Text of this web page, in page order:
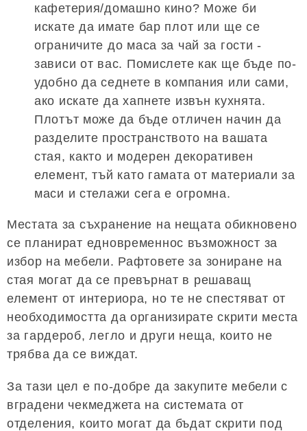
кафетерия/домашно кино? Може би
искате да имате бар плот или ще се
ограничите до маса за чай за гости -
зависи от вас. Помислете как ще бъде по-
удобно да седнете в компания или сами,
ако искате да хапнете извън кухнята.
Плотът може да бъде отличен начин да
разделите пространството на вашата
стая, както и модерен декоративен
елемент, тъй като гамата от материали за
маси и стелажи сега е огромна.
Местата за съхранение на нещата обикновено
се планират едновременнос възможност за
избор на мебели. Рафтовете за зониране на
стая могат да се превърнат в решаващ
елемент от интериора, но те не спестяват от
необходимостта да организирате скрити места
за гардероб, легло и други неща, които не
трябва да се виждат.
За тази цел е по-добре да закупите мебели с
вградени чекмеджета на системата от
отделения, които могат да бъдат скрити под